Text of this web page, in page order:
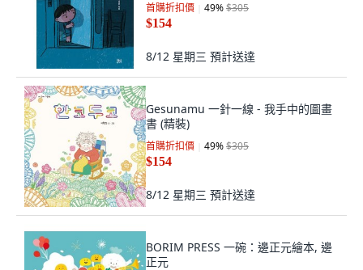
首購折扣價 49%$305
$154
8/12 星期三 預計送達
Gesunamu 一針一線 - 我手中的圖畫
書 (精裝)
首購折扣價 49%$305
$154
8/12 星期三 預計送達
BORIM PRESS 一碗：邊正元繪本, 邊
正元